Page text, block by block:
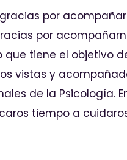
por
por
que tiene el objetivo
vistas y
de la Psicología.
tiempo a